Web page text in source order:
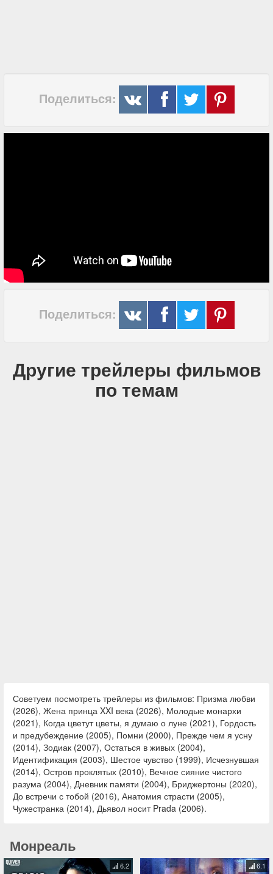
Поделиться:
Поделиться:
Другие трейлеры фильмов
по темам
Советуем посмотреть трейлеры из фильмов: Призма любви
(2026), Жена принца XXI века (2026), Молодые монархи
(2021), Когда цветут цветы, я думаю о луне (2021), Гордость
и предубеждение (2005), Помни (2000), Прежде чем я усну
(2014), Зодиак (2007), Остаться в живых (2004),
Идентификация (2003), Шестое чувство (1999), Исчезнувшая
(2014), Остров проклятых (2010), Вечное сияние чистого
разума (2004), Дневник памяти (2004), Бриджертоны (2020),
До встречи с тобой (2016), Анатомия страсти (2005),
Чужестранка (2014), Дьявол носит Prada (2006).
Монреаль
6.2 6.1